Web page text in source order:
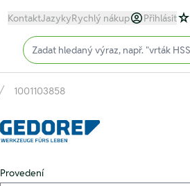
KontaktJazykyRychlý nákup Přihlásit
Input (text)
1001103858
Provedení